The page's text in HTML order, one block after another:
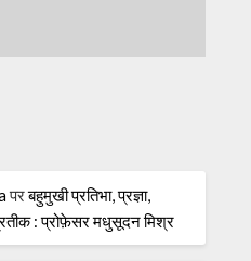
परबहुमुखी प्रतिभा, प्रज्ञा,
: प्रोफ़ेसर मधुसूदन मिश्र